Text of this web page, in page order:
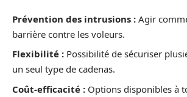
Prévention des intrusions : Agir
barrière contre les voleurs.
Flexibilité : Possibilité de sécuriser
un seul type de cadenas.
Coût-efficacité : Options disponibles à